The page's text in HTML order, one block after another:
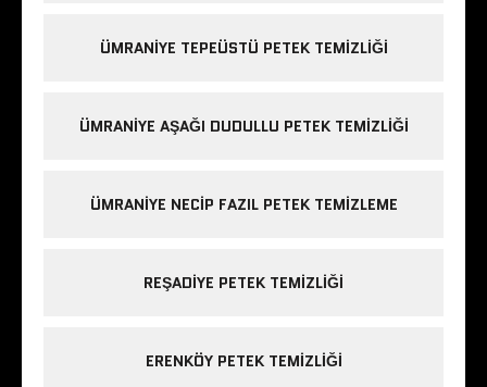
ÜMRANIYE TEPEÜSTÜ PETEK TEMIZLIĞI
ÜMRANIYE AŞAĞI DUDULLU PETEK TEMIZLIĞI
ÜMRANIYE NECIP FAZIL PETEK TEMIZLEME
REŞADIYE PETEK TEMIZLIĞI
ERENKÖY PETEK TEMIZLIĞI